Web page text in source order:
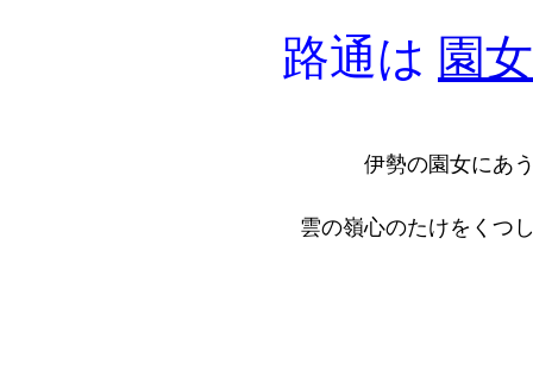
路通は 園女
伊勢の園女にあ
雲の嶺心のたけをくつ